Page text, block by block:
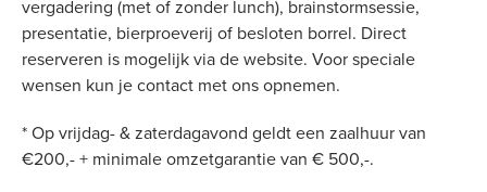
vergadering (met of zonder lunch), brainstormsessie,
presentatie, bierproeverij of besloten borrel. Direct
reserveren is mogelijk via de website. Voor speciale
wensen kun je contact met ons opnemen.
* Op vrijdag- & zaterdagavond geldt een zaalhuur van
€200,- + minimale omzetgarantie van € 500,-.